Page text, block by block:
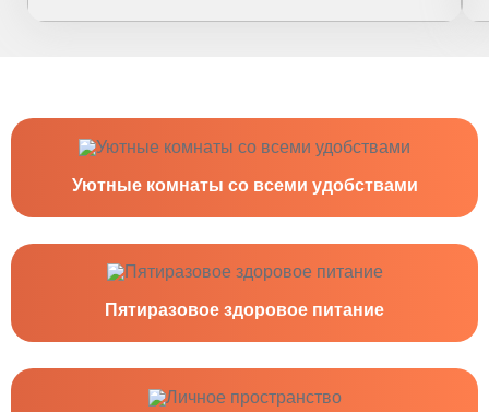
Уютные комнаты со всеми удобствами
Пятиразовое здоровое питание